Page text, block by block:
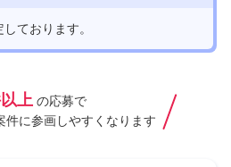
ております。
上 の応募で
件に参画しやすくなります